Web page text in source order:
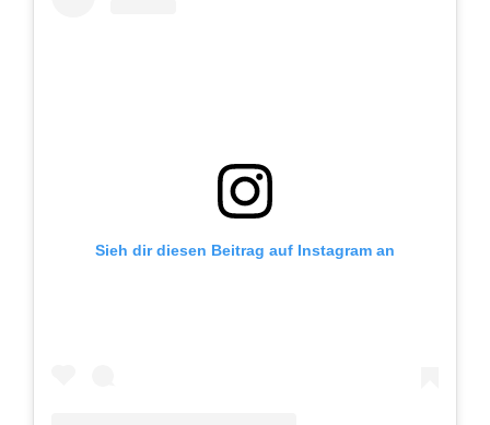
Sieh dir diesen Beitrag auf Instagram an